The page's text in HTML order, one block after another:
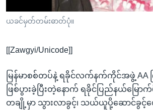
ရန်
ရှာဖွေ
ရန်
နေရာ
ဗွီအိုအေ လူမှုကွန်ယက်များ
ယခင်မှတ်တမ်းဓာတ်ပုံ။
[[Zawgyi/Unicode]]
မြန်မာစစ်တပ်နဲ့ ရခိုင်လက်နက်ကိုင်အဖွဲ့ AA
ဖြစ်ပွားခဲ့ပြီးတဲ့နောက် ရခိုင်ပြည်နယ်မြေ
တချို့မှာ သွားလာခွင့်၊ သယ်ယူပို့ဆောင်ခွ